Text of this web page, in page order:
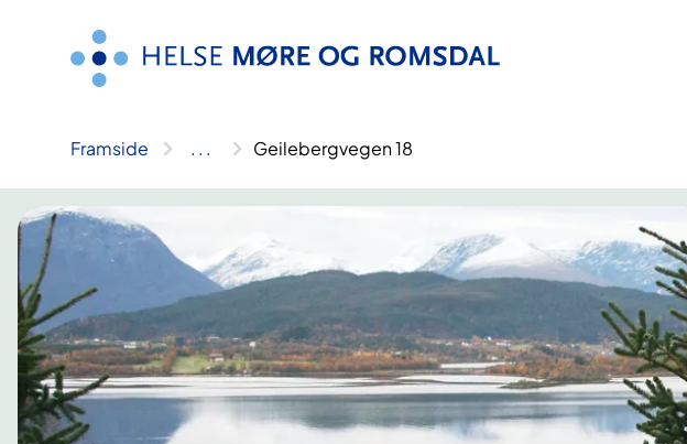
Framside .. . Geilebergvegen 18